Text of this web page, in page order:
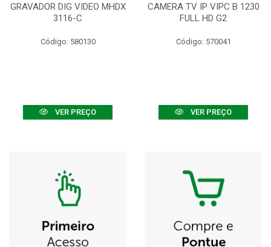
GRAVADOR DIG VIDEO MHDX
3116-C
Código: 580130
VER PREÇO
CAMERA TV IP VIPC B 1230
FULL HD G2
Código: 570041
VER PREÇO